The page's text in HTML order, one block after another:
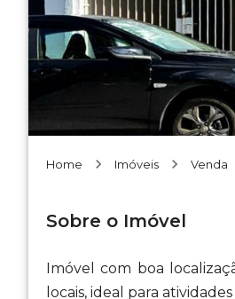
Home Imóveis Venda
Sobre o Imóvel
Imóvel com boa
locais, ideal para